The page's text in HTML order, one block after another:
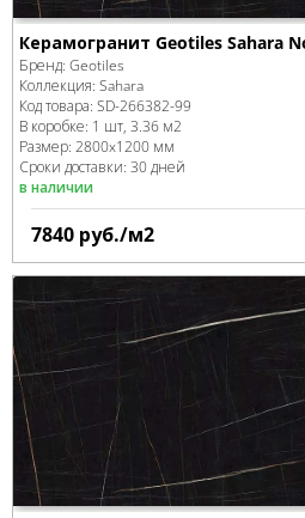
Керамогранит Geotiles Sahara
Бренд: Geotiles
Коллекция: Sahara
Код товара: SD-266382-99
В коробке: 1 шт, 3.36 м2
Размер: 2800x1200 мм
Сроки доставки: 30 дней
в наличии
7840 руб./м2